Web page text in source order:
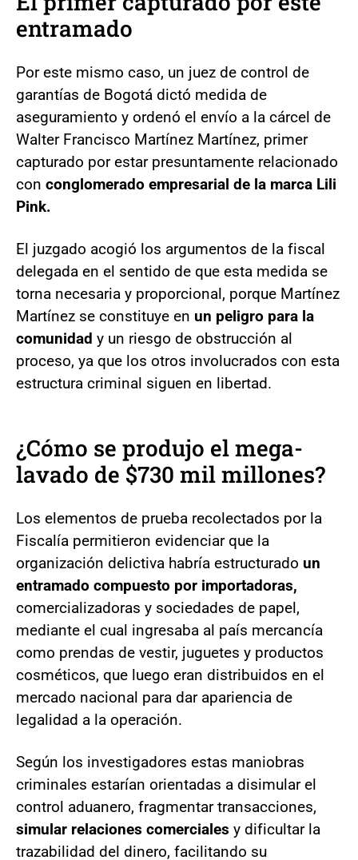
entramado
Por este mismo caso, un juez de control de
garantías de Bogotá dictó medida de
aseguramiento y ordenó el envío a la cárcel de
Walter Francisco Martínez Martínez, primer
capturado por estar presuntamente relacionado
con conglomerado empresarial de la marca Lili
Pink.
El juzgado acogió los argumentos de la fiscal
delegada en el sentido de que esta medida se
torna necesaria y proporcional, porque Martínez
Martínez se constituye en un peligro para la
comunidad y un riesgo de obstrucción al
proceso, ya que los otros involucrados con esta
estructura criminal siguen en libertad.
¿Cómo se produjo el mega-
lavado de $730 mil millones?
Los elementos de prueba recolectados por la
Fiscalía permitieron evidenciar que la
organización delictiva habría estructurado un
entramado compuesto por importadoras,
comercializadoras y sociedades de papel,
mediante el cual ingresaba al país mercancía
como prendas de vestir, juguetes y productos
cosméticos, que luego eran distribuidos en el
mercado nacional para dar apariencia de
legalidad a la operación.
Según los investigadores estas maniobras
criminales estarían orientadas a disimular el
control aduanero, fragmentar transacciones,
simular relaciones comerciales y dificultar la
trazabilidad del dinero, facilitando su